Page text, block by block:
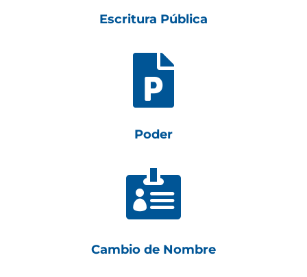
Escritura Pública

Poder

Cambio de Nombre